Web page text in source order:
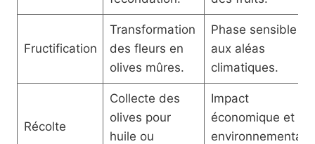
Fructification
Transformation
des fleurs en
olives mûres.
Phase sensible
aux aléas
climatiques.
Récolte
Collecte des
olives pour
huile ou
Impact
économique et
environnemental